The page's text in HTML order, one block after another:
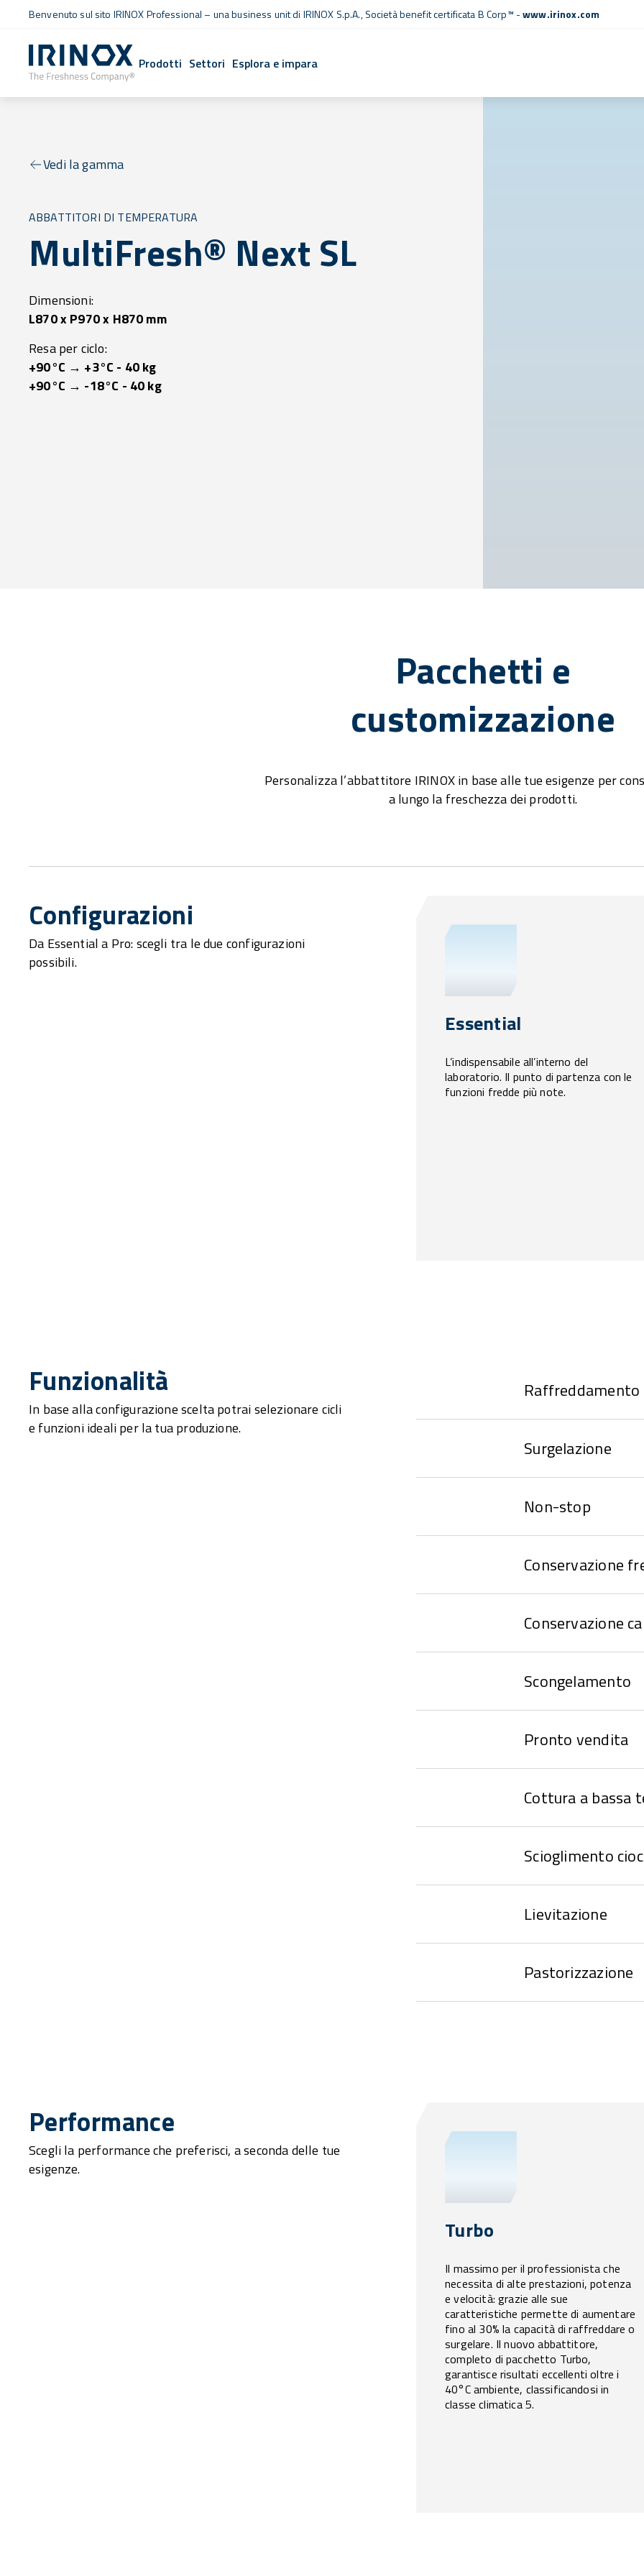
Benvenuto sul sito IRINOX Professional – una business unit di IRINOX S.p.A.,Società benefit certificata B Corp™ -www.irinox.com
Prodotti Settori Esplora e impara
Vedi la gamma
ABBATTITORI DI TEMPERATURA
MultiFresh® Next SL
Dimensioni:
L870 x P970 x H870 mm
Resa per ciclo:
+90°C → +3°C - 40 kg
+90°C → -18°C - 40 kg
Pacchetti e
customizzazione
Personalizza l’abbattitore IRINOX in base alle tue esigenze per
a lungo la freschezza dei prodotti.
Configurazioni
Da Essential a Pro: scegli tra le due configurazioni
possibili.
Essential
L’indispensabile all’interno del
laboratorio. Il punto di partenza con le
funzioni fredde più note.
Funzionalità
In base alla configurazione scelta potrai selezionare cicli
e funzioni ideali per la tua produzione.
Raffreddamento
Surgelazione
Non-stop
Conservazione
Conservazione
Scongelamento
Pronto vendita
Cottura a bassa
Scioglimento
Lievitazione
Pastorizzazione
Performance
Scegli la performance che preferisci, a seconda delle tue
esigenze.
Turbo
Il massimo per il professionista che
necessita di alte prestazioni, potenza
e velocità: grazie alle sue
caratteristiche permette di aumentare
fino al 30% la capacità di raffreddare o
surgelare. Il nuovo abbattitore,
completo di pacchetto Turbo,
garantisce risultati eccellenti oltre i
40°C ambiente, classificandosi in
classe climatica 5.